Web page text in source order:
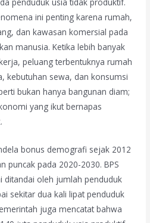
penduduk usia tidak produktif.
ini penting karena rumah,
dan kawasan komersial pada
manusia. Ketika lebih banyak
peluang terbentuknya rumah
kebutuhan sewa, dan konsumsi
bukan hanya bangunan diam;
yang ikut bernapas
bonus demografi sejak 2012
puncak pada 2020-2030. BPS
ditandai oleh jumlah penduduk
sekitar dua kali lipat penduduk
juga mencatat bahwa